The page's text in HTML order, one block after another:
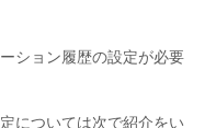
ション履歴の設定が必要
については次で紹介をい